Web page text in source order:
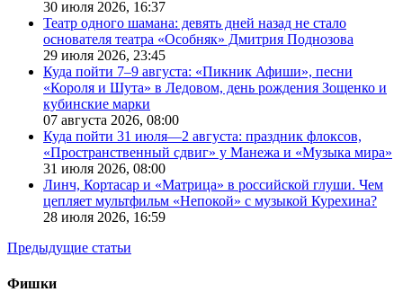
30 июля 2026, 16:37
Театр одного шамана: девять дней назад не стало
основателя театра «Особняк» Дмитрия Поднозова
29 июля 2026, 23:45
Куда пойти 7–9 августа: «Пикник Афиши», песни
«Короля и Шута» в Ледовом, день рождения Зощенко и
кубинские марки
07 августа 2026, 08:00
Куда пойти 31 июля—2 августа: праздник флоксов,
«Пространственный сдвиг» у Манежа и «Музыка мира»
31 июля 2026, 08:00
Линч, Кортасар и «Матрица» в российской глуши. Чем
цепляет мультфильм «Непокой» с музыкой Курехина?
28 июля 2026, 16:59
Предыдущие статьи
Фишки